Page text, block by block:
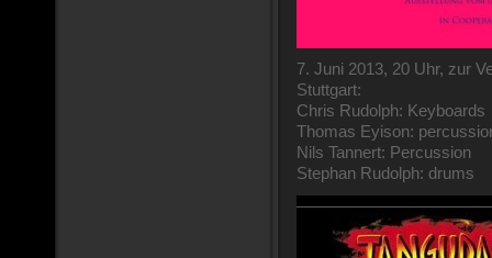
7. Juni 2013, 20 Uhr, zur
Stuttgart:
Chris Rudolph: Keyboards
Thomas Eyison:
Nils Tannert: Percussion
Stephan Rudolph: drums